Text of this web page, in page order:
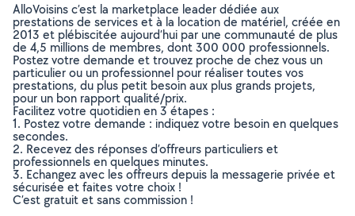
AlloVoisins c’est la marketplace leader dédiée aux
prestations de services et à la location de matériel, créée en
2013 et plébiscitée aujourd’hui par une communauté de plus
de 4,5 millions de membres, dont 300 000 professionnels.
Postez votre demande et trouvez proche de chez vous un
particulier ou un professionnel pour réaliser toutes vos
prestations, du plus petit besoin aux plus grands projets,
pour un bon rapport qualité/prix.
Facilitez votre quotidien en 3 étapes :
1. Postez votre demande : indiquez votre besoin en quelques
secondes.
2. Recevez des réponses d’offreurs particuliers et
professionnels en quelques minutes.
3. Echangez avec les offreurs depuis la messagerie privée et
sécurisée et faites votre choix !
C’est gratuit et sans commission !